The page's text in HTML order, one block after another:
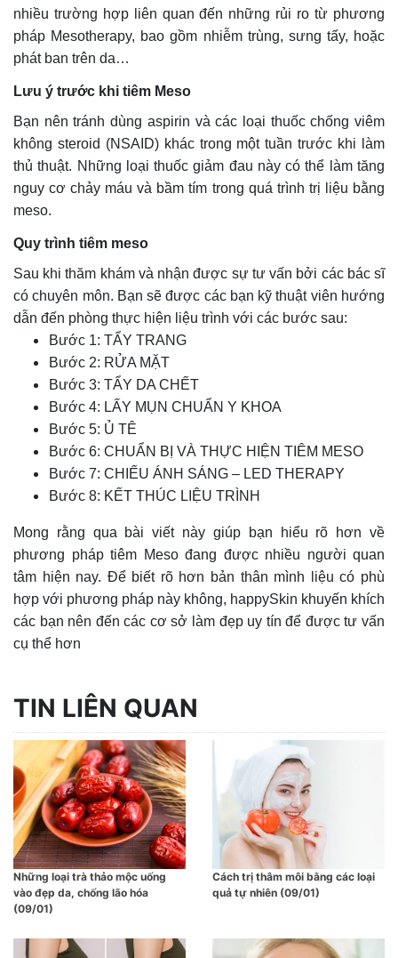
nhiều trường hợp liên quan đến những rủi ro từ phương
pháp Mesotherapy, bao gồm nhiễm trùng, sưng tấy, hoặc
phát ban trên da…
Lưu ý trước khi tiêm Meso
Bạn nên tránh dùng aspirin và các loại thuốc chống viêm
không steroid (NSAID) khác trong một tuần trước khi làm
thủ thuật. Những loại thuốc giảm đau này có thể làm tăng
nguy cơ chảy máu và bầm tím trong quá trình trị liệu bằng
meso.
Quy trình tiêm meso
Sau khi thăm khám và nhận được sự tư vấn bởi các bác sĩ
có chuyên môn. Bạn sẽ được các bạn kỹ thuật viên hướng
dẫn đến phòng thực hiện liệu trình với các bước sau:
Bước 1: TẨY TRANG
Bước 2: RỬA MẶT
Bước 3: TẨY DA CHẾT
Bước 4: LẤY MỤN CHUẨN Y KHOA
Bước 5: Ủ TÊ
Bước 6: CHUẨN BỊ VÀ THỰC HIỆN TIÊM MESO
Bước 7: CHIẾU ÁNH SÁNG – LED THERAPY
Bước 8: KẾT THÚC LIỆU TRÌNH
Mong rằng qua bài viết này giúp bạn hiểu rõ hơn về
phương pháp tiêm Meso đang được nhiều người quan
tâm hiện nay. Để biết rõ hơn bản thân mình liệu có phù
hợp với phương pháp này không, happySkin khuyến khích
các bạn nên đến các cơ sở làm đẹp uy tín để được tư vấn
cụ thể hơn
TIN LIÊN QUAN
Những loại trà thảo mộc uống
vào đẹp da, chống lão hóa
(09/01)
Cách trị thâm môi bằng các loại
quả tự nhiên (09/01)